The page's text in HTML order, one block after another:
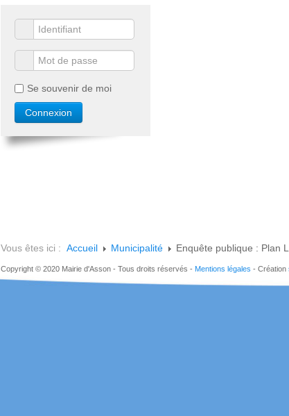
Se souvenir de moi
Vous êtes ici : Accueil Municipalité Enquête publique : Plan
Copyright © 2020 Mairie d'Asson - Tous droits réservés - Mentions légales - Création